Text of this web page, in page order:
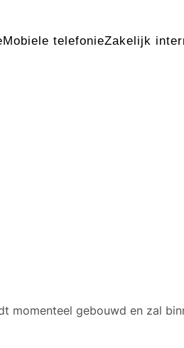
Mobiele telefonieZakelijk
momenteel gebouwd en zal